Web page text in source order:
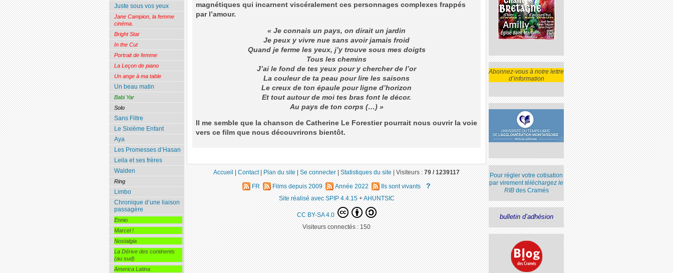
magnétiques qui incarnent viscéralement ces personnages complexes frappés
par l’amour.
« Je connais un pays, on dirait un jardin
Je peux y vivre nue sans avoir jamais froid
Quand je ferme les yeux, j’y trouve sous mes doigts
Tous les chemins
J’ai le fond de tes yeux pour y chercher de l’or
La couleur de ta peau pour lire les saisons
Le creux de ton épaule pour ligne d’horizon
Et tout autour de moi tes bras font le décor.
Au pays de ton corps (…) »
Il me semble que la chanson de Catherine Le Forestier pourrait nous ouvrir la voie
vers ce film que nous découvrirons bientôt.
Abonnez-vous à notre lettre
d’information
Pour régler votre cotisation
par virementtéléchargez le
RIBdes Cramés
bulletin d’adhésion
Juste sous vos yeux
Jane Campion, la femme
cinéma.
Bright Star
In the Cut
Portrait de femme
La Leçon de piano
Un ange à ma table
Un beau matin
Babi Yar
Solo
Sans Filtre
Le Sixième Enfant
Aya
Les Promesses d’Hasan
Leila et ses frères
Walden
Ring
Limbo
Chronique d’une liaison
passagère
Ennio
Marcel !
Nostalgia
La Dérive des continents
(au sud)
America Latina
Accueil|Contact|Plan du site|Se connecter|Statistiques du site|Visiteurs :79 / 1239117
FR Films depuis 2009 Année 2022 Ils sont vivants ?
Site réalisé avec SPIP 4.4.15+AHUNTSIC
CC BY-SA 4.0
Visiteurs connectés :150